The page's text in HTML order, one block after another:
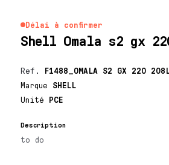
Délai à confirmer
Shell Omala s2 gx
Ref. F1488_OMALA S2 GX 220
Marque SHELL
Unité PCE
Description
to do